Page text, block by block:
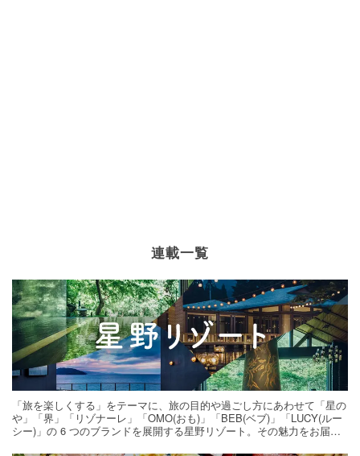
連載一覧
「旅を楽しくする」をテーマに、旅の目的や過ごし方にあわせて「星の
や」「界」「リゾナーレ」「OMO(おも)」「BEB(ベブ)」「LUCY(ルー
シー)」の 6 つのブランドを展開する星野リゾート。その魅力をお届け